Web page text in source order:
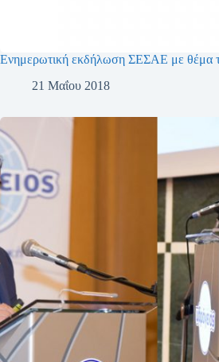
Ενημερωτική εκδήλωση ΣΕΣΑΕ με θέμα
21 Μαΐου 2018